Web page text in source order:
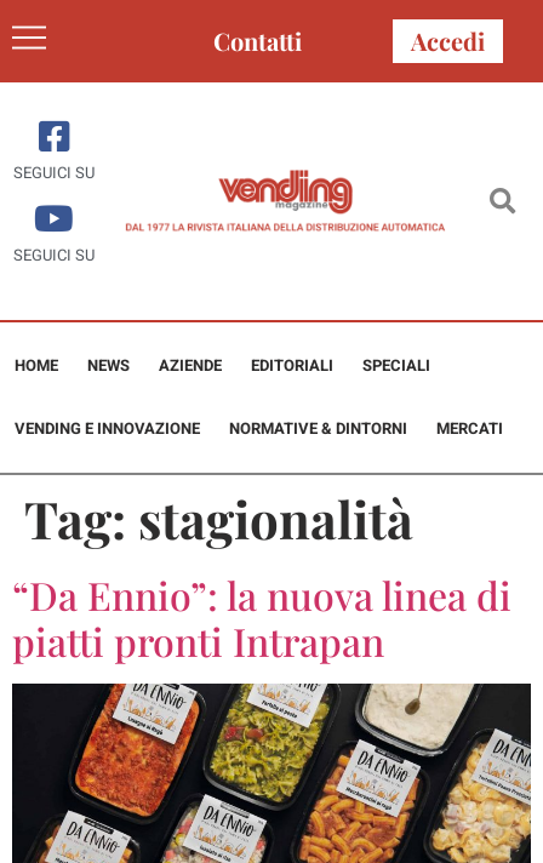
Contatti Accedi
SEGUICI SU
SEGUICI SU
HOME NEWS AZIENDE EDITORIALI SPECIALI
VENDING E INNOVAZIONE NORMATIVE & DINTORNI MERCATI
Tag: stagionalità
“Da Ennio”: la nuova linea di
piatti pronti Intrapan